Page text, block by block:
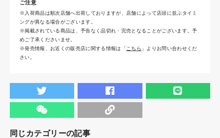
ご注意
※入荷商品は順次店舗へ出荷しておりますが、店舗によって店頭に並ぶタイミ
ングが異なる場合がございます。
※掲載されている商品は、予告なく品切れ・完売となることがございます。予
めご了承くださいませ。
※発売情報、お近くの販売店に関する情報は「 こちら 」よりお問い合わせくだ
さい。
同じカテゴリーの記事